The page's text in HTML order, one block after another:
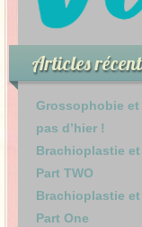
Articles
Grossophobie
pas d’hier !
Brachioplastie
Part TWO
Brachioplastie
Part One